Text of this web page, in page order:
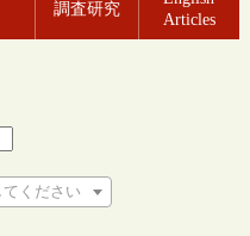
調査研究
Articles
ください